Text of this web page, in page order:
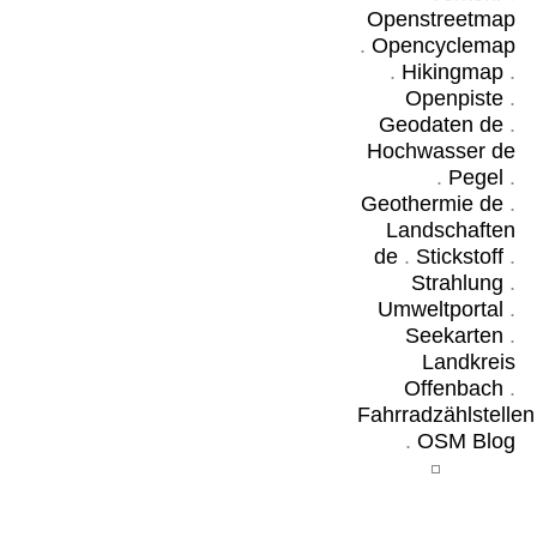
Openstreetmap
. Opencyclemap
. Hikingmap.
Openpiste.
Geodaten de.
Hochwasser de
. Pegel .
Geothermie de.
Landschaften
de. Stickstoff.
Strahlung .
Umweltportal .
Seekarten .
Landkreis
Offenbach .
Fahrradzählstellen
. OSM Blog